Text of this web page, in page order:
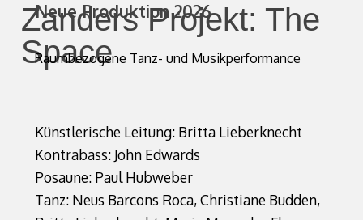
Neue Produktion 2026
Zanders Projekt: The
Space
Raumbezogene Tanz- und Musikperformance
Künstlerische Leitung: Britta Lieberknecht
Kontrabass: John Edwards
Posaune: Paul Hubweber
Tanz: Neus Barcons Roca, Christiane Budden,